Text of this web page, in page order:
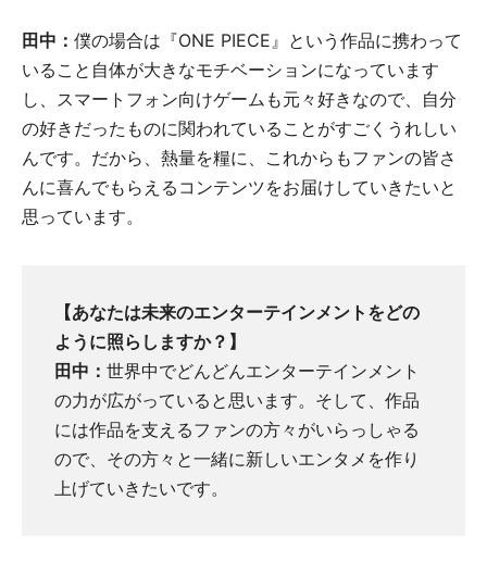
田中： 僕の場合は『ONE PIECE』という作品に携わって
いること自体が大きなモチベーションになっています
し、スマートフォン向けゲームも元々好きなので、自分
の好きだったものに関われていることがすごくうれしい
んです。だから、熱量を糧に、これからもファンの皆さ
んに喜んでもらえるコンテンツをお届けしていきたいと
思っています。
【あなたは未来のエンターテインメントをどの
ように照らしますか？】
田中： 世界中でどんどんエンターテインメント
の力が広がっていると思います。そして、作品
には作品を支えるファンの方々がいらっしゃる
ので、その方々と一緒に新しいエンタメを作り
上げていきたいです。